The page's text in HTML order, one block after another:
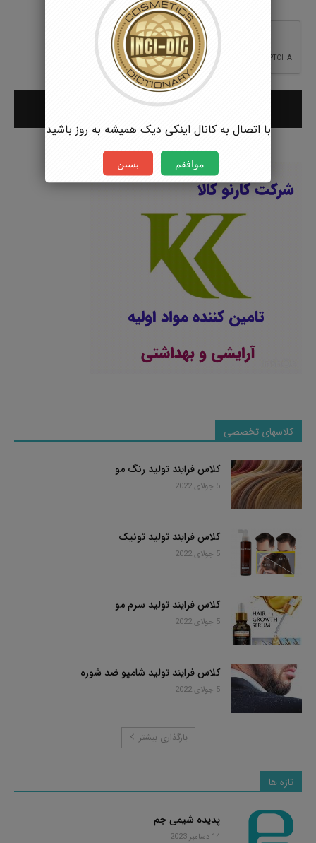
کلاسهای تخصصی
کلاس فرایند تولید رنگ مو
5 جولای 2022
کلاس فرایند تولید تونیک
5 جولای 2022
کلاس فرایند تولید سرم مو
5 جولای 2022
کلاس فرایند تولید شامپو ضد شوره
5 جولای 2022
بارگذاری بیشتر
تازه ها
پدیده شیمی جم
14 دسامبر 2023
با اتصال به کانال اینکی دیک همیشه به روز باشید
موافقم بستن